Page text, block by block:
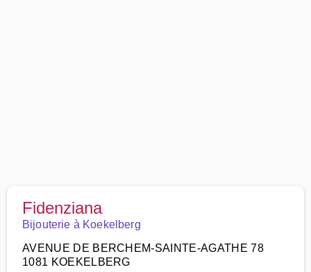
Fidenziana
Bijouterie à Koekelberg
AVENUE DE BERCHEM-SAINTE-AGATHE 78
1081 KOEKELBERG